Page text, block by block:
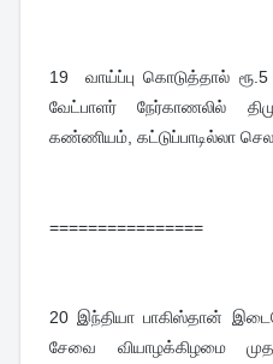
19வாய்ப்பு கொடுத்தால்
வேட்பாளர் நேர்காணலில்
கண்ணியம், கட்டுப்பாடில்லா
================
20இந்தியா பாகிஸ்தான்
சேவை வியாழக்கிழமை